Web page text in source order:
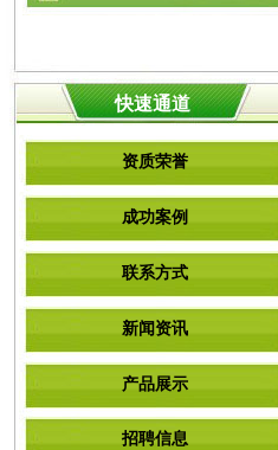
快速通道
资质荣誉
成功案例
联系方式
新闻资讯
产品展示
招聘信息